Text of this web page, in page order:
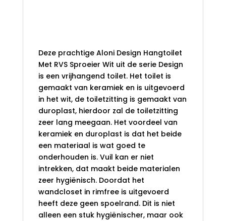
Deze prachtige Aloni Design Hangtoilet
Met RVS Sproeier Wit uit de serie Design
is een vrijhangend toilet. Het toilet is
gemaakt van keramiek en is uitgevoerd
in het wit, de toiletzitting is gemaakt van
duroplast, hierdoor zal de toiletzitting
zeer lang meegaan. Het voordeel van
keramiek en duroplast is dat het beide
een materiaal is wat goed te
onderhouden is. Vuil kan er niet
intrekken, dat maakt beide materialen
zeer hygiënisch. Doordat het
wandcloset in rimfree is uitgevoerd
heeft deze geen spoelrand. Dit is niet
alleen een stuk hygiënischer, maar ook